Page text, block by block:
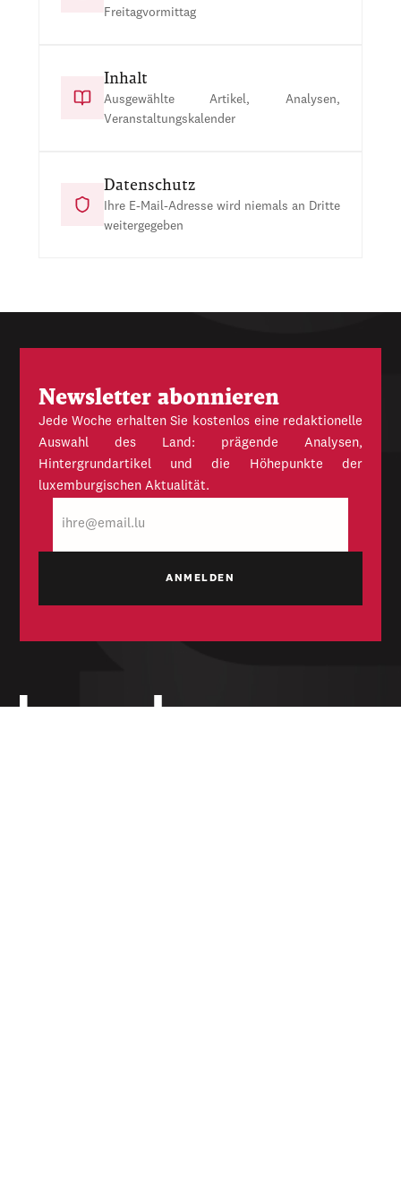
Freitagvormittag
Inhalt
Ausgewählte Artikel, Analysen,
Veranstaltungskalender
Datenschutz
Ihre E-Mail-Adresse wird niemals an Dritte
weitergegeben
Newsletter abonnieren
Jede Woche erhalten Sie kostenlos eine redaktionelle
Auswahl des Land: prägende Analysen,
Hintergrundartikel und die Höhepunkte der
luxemburgischen Aktualität.
Mail